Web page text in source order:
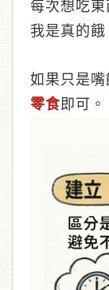
每次想吃東
我是真的
如果只是
零食即可。